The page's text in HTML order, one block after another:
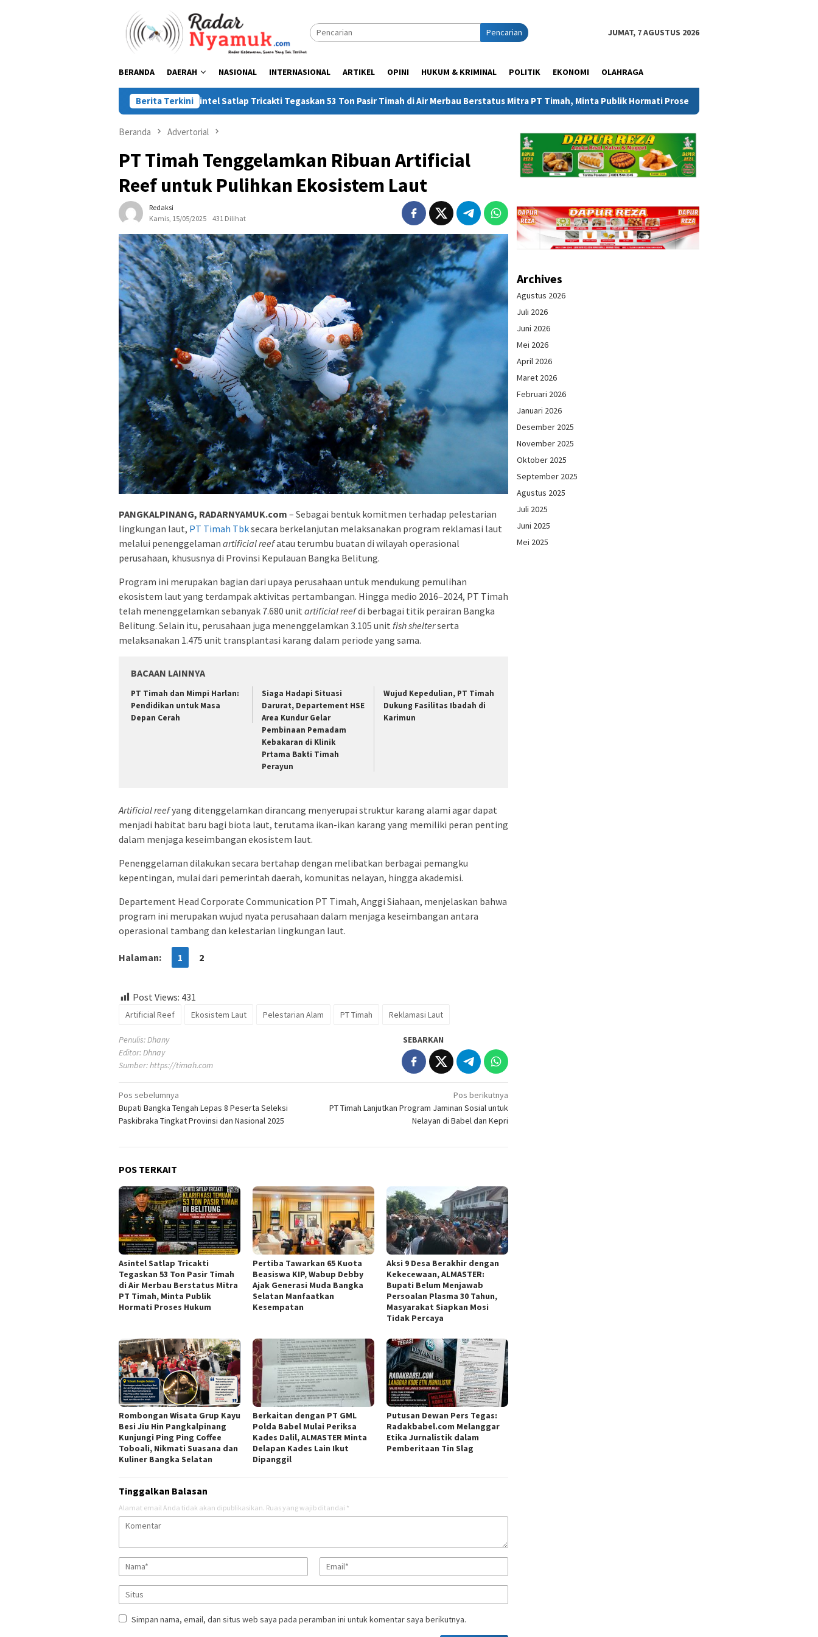
Pencarian JUMAT, 7 AGUSTUS 2026
BERANDA DAERAH NASIONAL INTERNASIONAL ARTIKEL OPINI HUKUM & KRIMINAL POLITIK EKONOMI OLAHRAGA
Berita Terkini
Asintel Satlap Tricakti Tegaskan 53 Ton Pasir Timah di Air Merbau Berstatus Mitra PT Timah, Minta Publik Hormati Proses Hukum Pertiba Tawarkan 65 Kuota
Beranda Advertorial
PT Timah Tenggelamkan Ribuan Artificial
Reef untuk Pulihkan Ekosistem Laut
Redaksi
Kamis, 15/05/2025
431 Dilihat
PANGKALPINANG, RADARNYAMUK.com – Sebagai bentuk komitmen terhadap pelestarian
lingkungan laut, PT Timah Tbksecara berkelanjutan melaksanakan program reklamasi laut
melalui penenggelaman artificial reefatau terumbu buatan di wilayah operasional
perusahaan, khususnya di Provinsi Kepulauan Bangka Belitung.
Program ini merupakan bagian dari upaya perusahaan untuk mendukung pemulihan
ekosistem laut yang terdampak aktivitas pertambangan. Hingga medio 2016–2024, PT Timah
telah menenggelamkan sebanyak 7.680 unit artificial reefdi berbagai titik perairan Bangka
Belitung. Selain itu, perusahaan juga menenggelamkan 3.105 unit fish shelterserta
melaksanakan 1.475 unit transplantasi karang dalam periode yang sama.
BACAAN LAINNYA
PT Timah dan Mimpi Harlan:
Pendidikan untuk Masa
Depan Cerah
Siaga Hadapi Situasi
Darurat, Departement HSE
Area Kundur Gelar
Pembinaan Pemadam
Kebakaran di Klinik
Prtama Bakti Timah
Perayun
Wujud Kepedulian, PT Timah
Dukung Fasilitas Ibadah di
Karimun
Artificial reefyang ditenggelamkan dirancang menyerupai struktur karang alami agar dapat
menjadi habitat baru bagi biota laut, terutama ikan-ikan karang yang memiliki peran penting
dalam menjaga keseimbangan ekosistem laut.
Penenggelaman dilakukan secara bertahap dengan melibatkan berbagai pemangku
kepentingan, mulai dari pemerintah daerah, komunitas nelayan, hingga akademisi.
Departement Head Corporate Communication PT Timah, Anggi Siahaan, menjelaskan bahwa
program ini merupakan wujud nyata perusahaan dalam menjaga keseimbangan antara
operasional tambang dan kelestarian lingkungan laut.
Halaman: 1 2
Post Views: 431
Artificial Reef Ekosistem Laut Pelestarian Alam PT Timah Reklamasi Laut
Penulis: Dhany
Editor: Dhnay
Sumber:https://timah.com
SEBARKAN
Navigasi
pos
Pos sebelumnya
Bupati Bangka Tengah Lepas 8 Peserta Seleksi
Paskibraka Tingkat Provinsi dan Nasional 2025
Pos berikutnya
PT Timah Lanjutkan Program Jaminan Sosial untuk
Nelayan di Babel dan Kepri
POS TERKAIT
Asintel Satlap Tricakti
Tegaskan 53 Ton Pasir Timah
di Air Merbau Berstatus Mitra
PT Timah, Minta Publik
Hormati Proses Hukum
Pertiba Tawarkan 65 Kuota
Beasiswa KIP, Wabup Debby
Ajak Generasi Muda Bangka
Selatan Manfaatkan
Kesempatan
Aksi 9 Desa Berakhir dengan
Kekecewaan, ALMASTER:
Bupati Belum Menjawab
Persoalan Plasma 30 Tahun,
Masyarakat Siapkan Mosi
Tidak Percaya
Rombongan Wisata Grup Kayu
Besi Jiu Hin Pangkalpinang
Kunjungi Ping Ping Coffee
Toboali, Nikmati Suasana dan
Kuliner Bangka Selatan
Berkaitan dengan PT GML
Polda Babel Mulai Periksa
Kades Dalil, ALMASTER Minta
Delapan Kades Lain Ikut
Dipanggil
Putusan Dewan Pers Tegas:
Radakbabel.com Melanggar
Etika Jurnalistik dalam
Pemberitaan Tin Slag
Tinggalkan Balasan
Alamat email Anda tidak akan dipublikasikan. Ruas yang wajib ditandai *
Simpan nama, email, dan situs web saya pada peramban ini untuk komentar saya berikutnya.
Archives
Agustus 2026
Juli 2026
Juni 2026
Mei 2026
April 2026
Maret 2026
Februari 2026
Januari 2026
Desember 2025
November 2025
Oktober 2025
September 2025
Agustus 2025
Juli 2025
Juni 2025
Mei 2025